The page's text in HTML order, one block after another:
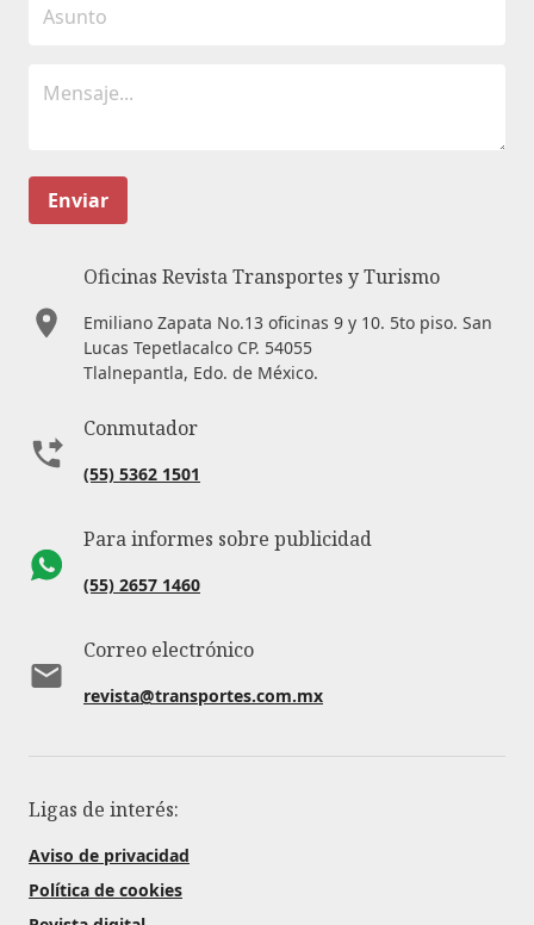
Enviar
Oficinas Revista Transportes y Turismo
Emiliano Zapata No.13 oficinas 9 y 10. 5to piso. San
Lucas Tepetlacalco CP. 54055
Tlalnepantla, Edo. de México.
Conmutador
(55) 5362 1501
Para informes sobre publicidad
(55) 2657 1460
Correo electrónico
revista@transportes.com.mx
Ligas de interés:
Aviso de privacidad
Política de cookies